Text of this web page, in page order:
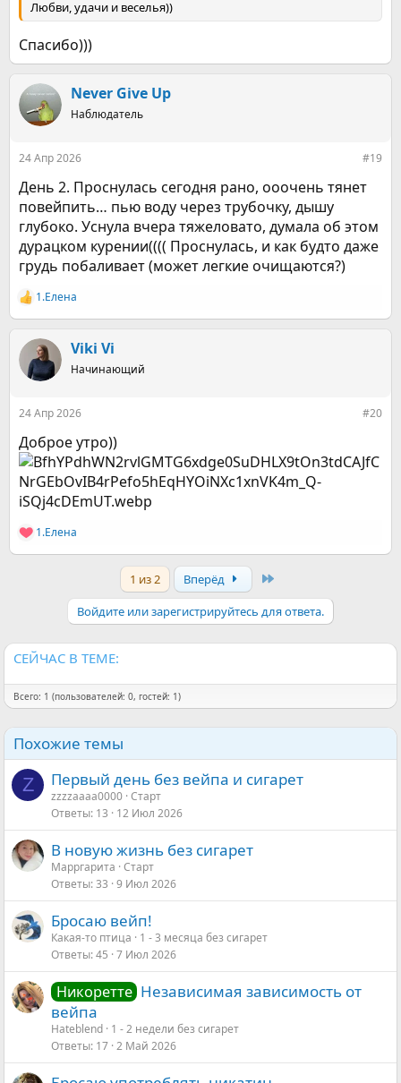
Любви, удачи и веселья))
Спасибо)))
Never Give Up
Наблюдатель
24 Апр 2026 #19
День 2. Проснулась сегодня рано, ооочень тянет
повейпить… пью воду через трубочку, дышу
глубоко. Уснула вчера тяжеловато, думала об этом
дурацком курении(((( Проснулась, и как будто даже
грудь побаливает (может легкие очищаются?)
Р
е
к
ц
и
1.Елена
Viki Vi
Начинающий
24 Апр 2026 #20
Доброе утро))
Р
е
1.Елена
1 из 2 Вперёд
Войдите или зарегистрируйтесь для ответа.
СЕЙЧАС В ТЕМЕ:
Всего: 1 (пользователей: 0, гостей: 1)
Похожие темы
Z Первый день без вейпа и сигарет
zzzzaaaa0000 Старт
Ответы 13 12 Июл 2026
В новую жизнь без сигарет
Марргарита Старт
Ответы 33 9 Июл 2026
Бросаю вейп!
Какая-то птица
1 - 3 месяца без сигарет
Ответы 45 7 Июл 2026
Никоретте Независимая зависимость от
вейпа
Hateblend 1 - 2 недели без сигарет
Ответы 17 2 Май 2026